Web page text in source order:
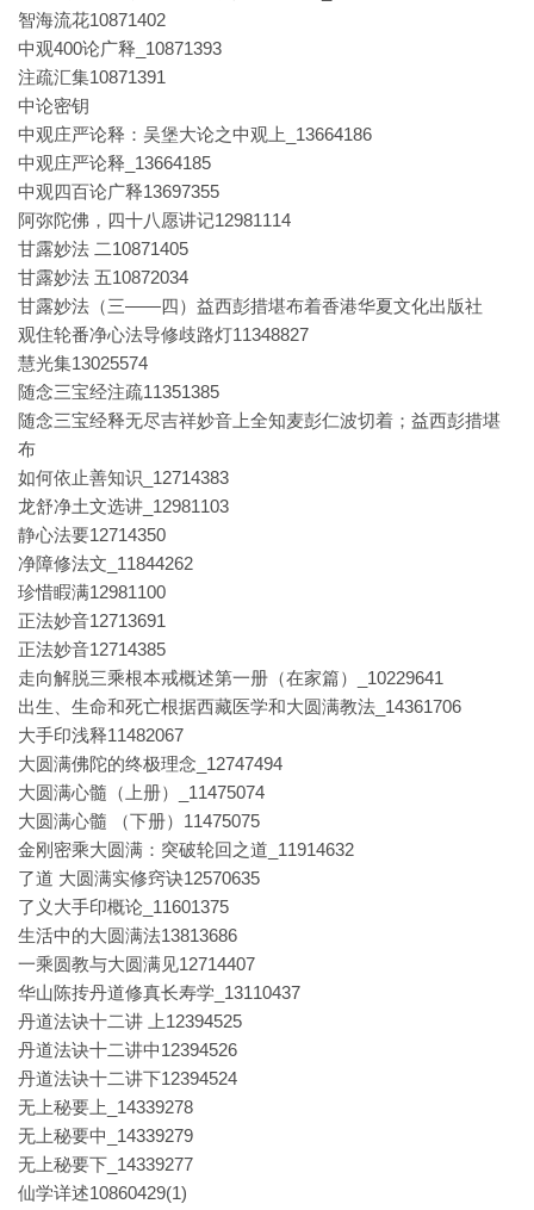
智海流花10871402
中观400论广释_10871393
注疏汇集10871391
中论密钥
中观庄严论释：吴堡大论之中观上_13664186
中观庄严论释_13664185
中观四百论广释13697355
阿弥陀佛，四十八愿讲记12981114
甘露妙法 二10871405
甘露妙法 五10872034
甘露妙法（三——四）益西彭措堪布着香港华夏文化出版社
观住轮番净心法导修歧路灯11348827
慧光集13025574
随念三宝经注疏11351385
随念三宝经释无尽吉祥妙音上全知麦彭仁波切着；益西彭措堪
布
如何依止善知识_12714383
龙舒净土文选讲_12981103
静心法要12714350
净障修法文_11844262
珍惜睱满12981100
正法妙音12713691
正法妙音12714385
走向解脱三乘根本戒概述第一册（在家篇）_10229641
出生、生命和死亡根据西藏医学和大圆满教法_14361706
大手印浅释11482067
大圆满佛陀的终极理念_12747494
大圆满心髓（上册）_11475074
大圆满心髓 （下册）11475075
金刚密乘大圆满：突破轮回之道_11914632
了道 大圆满实修窍诀12570635
了义大手印概论_11601375
生活中的大圆满法13813686
一乘圆教与大圆满见12714407
华山陈抟丹道修真长寿学_13110437
丹道法诀十二讲 上12394525
丹道法诀十二讲中12394526
丹道法诀十二讲下12394524
无上秘要上_14339278
无上秘要中_14339279
无上秘要下_14339277
仙学详述10860429(1)